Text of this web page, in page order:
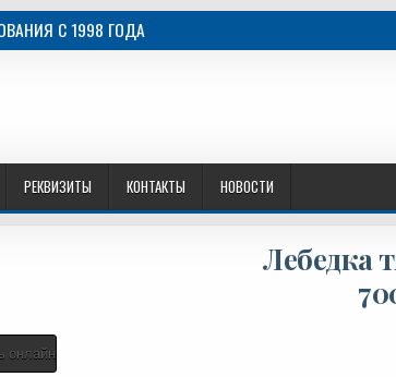
C 1998 ГОДА
РЕКВИЗИТЫ КОНТАКТЫ НОВОСТИ
Лебедка
онлайн